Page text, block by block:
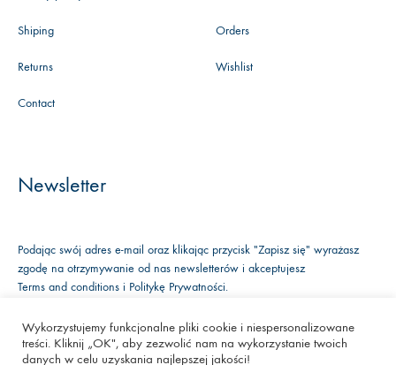
Shiping
Returns
Contact
Orders
Wishlist
Newsletter
Podając swój adres e-mail oraz klikając przycisk "Zapisz się" wyrażasz
zgodę na otrzymywanie od nas newsletterów i akceptujesz
Terms and conditions i Politykę Prywatności.
FacebookInstagram
Youtube
Wykorzystujemy funkcjonalne pliki cookie i niespersonalizowane
treści. Kliknij „OK", aby zezwolić nam na wykorzystanie twoich
danych w celu uzyskania najlepszej jakości!